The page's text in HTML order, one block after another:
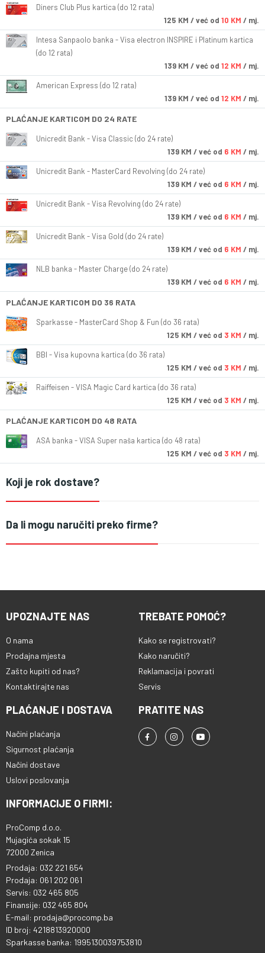
Diners Club Plus kartica (do 12 rata)
125 KM / već od 10 KM / mj.
Intesa Sanpaolo banka - Visa electron INSPIRE i Platinum kartica
(do 12 rata)
139 KM / već od 12 KM / mj.
American Express (do 12 rata)
139 KM / već od 12 KM / mj.
PLAĆANJE KARTICOM DO 24 RATE
Unicredit Bank - Visa Classic (do 24 rate)
139 KM / već od 6 KM / mj.
Unicredit Bank - MasterCard Revolving (do 24 rate)
139 KM / već od 6 KM / mj.
Unicredit Bank - Visa Revolving (do 24 rate)
139 KM / već od 6 KM / mj.
Unicredit Bank - Visa Gold (do 24 rate)
139 KM / već od 6 KM / mj.
NLB banka - Master Charge (do 24 rate)
139 KM / već od 6 KM / mj.
PLAĆANJE KARTICOM DO 36 RATA
Sparkasse - MasterCard Shop & Fun (do 36 rata)
125 KM / već od 3 KM / mj.
BBI - Visa kupovna kartica (do 36 rata)
125 KM / već od 3 KM / mj.
Raiffeisen - VISA Magic Card kartica (do 36 rata)
125 KM / već od 3 KM / mj.
PLAĆANJE KARTICOM DO 48 RATA
ASA banka - VISA Super naša kartica (do 48 rata)
125 KM / već od 3 KM / mj.
Koji je rok dostave?
Da li mogu naručiti preko firme?
UPOZNAJTE NAS
O nama
Prodajna mjesta
Zašto kupiti od nas?
Kontaktirajte nas
TREBATE POMOĆ?
Kako se registrovati?
Kako naručiti?
Reklamacija i povrati
Servis
PLAĆANJE I DOSTAVA
Načini plaćanja
Sigurnost plaćanja
Načini dostave
Uslovi poslovanja
PRATITE NAS
INFORMACIJE O FIRMI:
ProComp d.o.o.
Mujagića sokak 15
72000 Zenica
Prodaja: 032 221 654
Prodaja: 061 202 061
Servis: 032 465 805
Finansije: 032 465 804
E-mail: prodaja@procomp.ba
ID broj: 4218813920000
Sparkasse banka: 1995130039753810